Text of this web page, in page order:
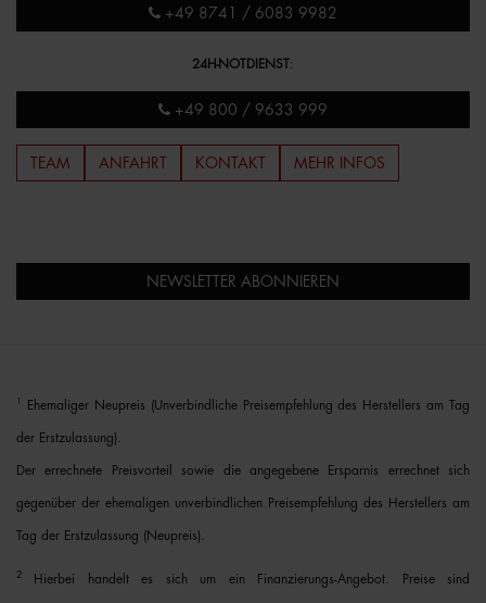
+49 8741 / 6083 9982
24H-NOTDIENST:
+49 800 / 9633 999
TEAM ANFAHRT KONTAKT MEHR INFOS
NEWSLETTER ABONNIEREN
Ehemaliger Neupreis (Unverbindliche Preisempfehlung des Herstellers am Tag
der Erstzulassung).
Der errechnete Preisvorteil sowie die angegebene Ersparnis errechnet sich
gegenüber der ehemaligen unverbindlichen Preisempfehlung des Herstellers am
Tag der Erstzulassung (Neupreis).
2 Hierbei handelt es sich um ein Finanzierungs-Angebot. Preise sind